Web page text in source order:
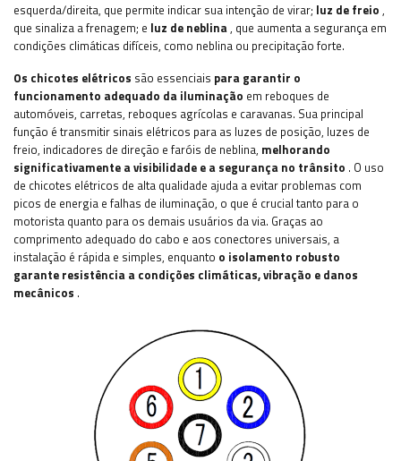
esquerda/direita, que permite indicar sua intenção de virar; luz de freio ,
que sinaliza a frenagem; e luz de neblina, que aumenta a segurança em
condições climáticas difíceis, como neblina ou precipitação forte.
Os chicotes elétricos são essenciais para garantir o
funcionamento adequado da iluminação em reboques de
automóveis, carretas, reboques agrícolas e caravanas. Sua principal
função é transmitir sinais elétricos para as luzes de posição, luzes de
freio, indicadores de direção e faróis de neblina, melhorando
significativamente a visibilidade e a segurança no trânsito . O uso
de chicotes elétricos de alta qualidade ajuda a evitar problemas com
picos de energia e falhas de iluminação, o que é crucial tanto para o
motorista quanto para os demais usuários da via. Graças ao
comprimento adequado do cabo e aos conectores universais, a
instalação é rápida e simples, enquanto o isolamento robusto
garante resistência a condições climáticas, vibração e danos
mecânicos .